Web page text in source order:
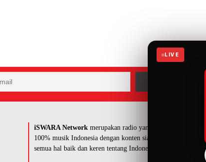
LIVE
iSWARA Networkmerupakan radio yang menyuguhkan
100% musik Indonesia dengan konten siaran yang mengangkat
semua hal baik dan keren tentang Indonesia.